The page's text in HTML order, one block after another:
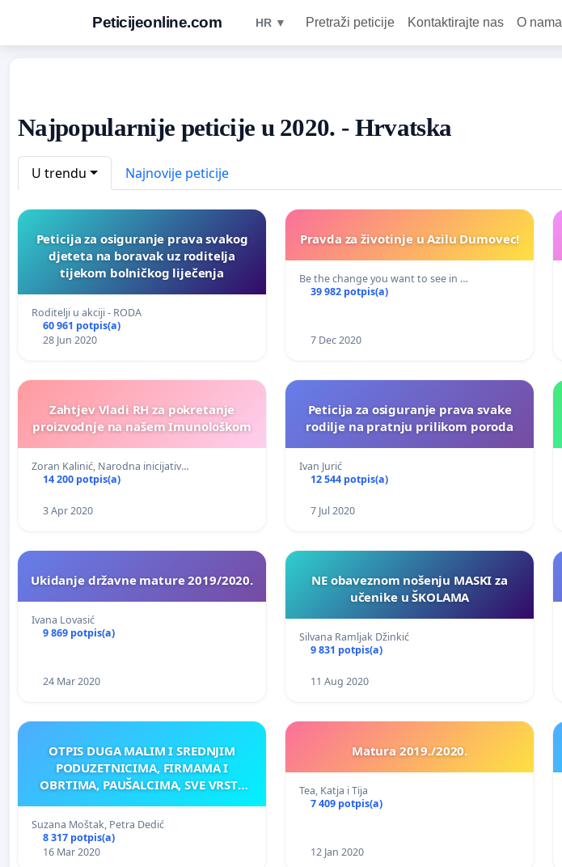
Peticijeonline.com HR ▼ Pretraži peticije Kontaktirajte nas O nama
Najpopularnije peticije u 2020. - Hrvatska
U trendu Najnovije peticije
Peticija za osiguranje prava svakog
djeteta na boravak uz roditelja
tijekom bolničkog liječenja
Roditelji u akciji - RODA
60 961 potpis(a)
28 Jun 2020
Pravda za životinje u Azilu Dumovec!
Be the change you want to see in …
39 982 potpis(a)
7 Dec 2020
Zahtjev Vladi RH za pokretanje
proizvodnje na našem Imunološkom
Zoran Kalinić, Narodna inicijativ…
14 200 potpis(a)
3 Apr 2020
Peticija za osiguranje prava svake
rodilje na pratnju prilikom poroda
Ivan Jurić
12 544 potpis(a)
7 Jul 2020
Ukidanje državne mature 2019/2020.
Ivana Lovasić
9 869 potpis(a)
24 Mar 2020
NE obaveznom nošenju MASKI za
učenike u ŠKOLAMA
Silvana Ramljak Džinkić
9 831 potpis(a)
11 Aug 2020
OTPIS DUGA MALIM I SREDNJIM
PODUZETNICIMA, FIRMAMA I
OBRTIMA, PAUŠALCIMA, SVE VRSTE
Suzana Moštak, Petra Dedić
8 317 potpis(a)
16 Mar 2020
Matura 2019./2020.
Tea, Katja i Tija
7 409 potpis(a)
12 Jan 2020